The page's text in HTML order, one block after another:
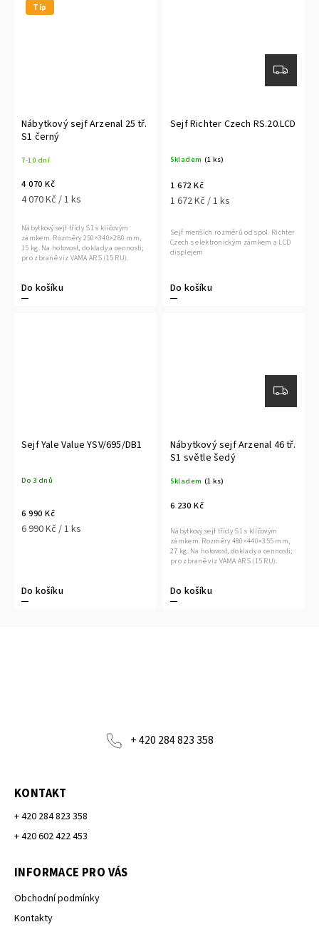
Tip
Nábytkový sejf Arzenal 25 tř.
S1 černý
7-10 dní
4 070 Kč
4 070 Kč / 1 ks
Do košíku
Nábytkový sejf třídy S1 s klíčovým
zámkem. Rozměry 250×340×280 mm,
15 kg. Na hotovost, doklady a cennosti;
pro zbraně viz VAMA ARS (15 RU).
Sejf Richter Czech RS.20.LCD
Skladem (1 ks)
1 672 Kč
1 672 Kč / 1 ks
Do košíku
Sejf menších rozměrů od spol. Richter
Czech s elektronickým zámkem a LCD
displejem
Sejf Yale Value YSV/695/DB1
Do 3 dnů
6 990 Kč
6 990 Kč / 1 ks
Do košíku
Nábytkový sejf Arzenal 46 tř.
S1 světle šedý
Skladem (1 ks)
6 230 Kč
Do košíku
Nábytkový sejf třídy S1 s klíčovým
zámkem. Rozměry 480×440×355 mm,
27 kg. Na hotovost, doklady a cennosti;
pro zbraně viz VAMA ARS (15 RU).
+ 420 284 823 358
KONTAKT
+ 420 284 823 358
+ 420 602 422 453
INFORMACE PRO VÁS
Obchodní podmínky
Kontakty